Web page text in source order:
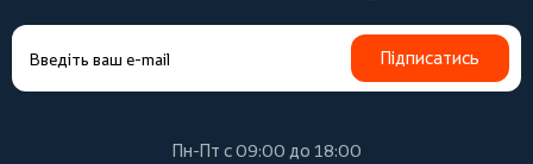
Підписатись
Пн-Пт с 09:00 до 18:00